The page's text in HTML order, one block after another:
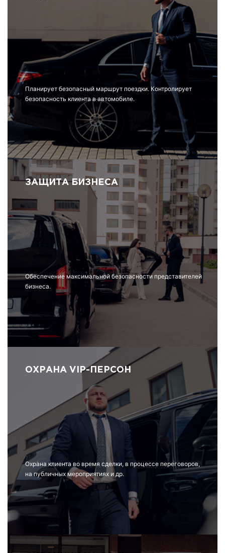
Планирует безопасный маршрут поездки. Контролирует
безопасность клиента в автомобиле.
ЗАЩИТА БИЗНЕСА
Обеспечение максимальной безопасности представителей
бизнеса.
ОХРАНА VIP-ПЕРСОН
Охрана клиента во время сделки, в процессе переговоров,
на публичных мероприятиях и др.